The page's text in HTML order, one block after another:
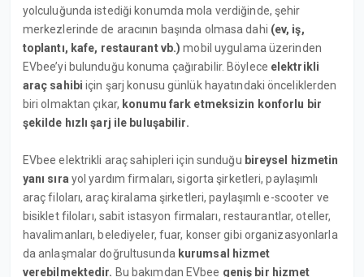
yolculuğunda istediği konumda mola verdiğinde, şehir
merkezlerinde de aracının başında olmasa dahi (ev, iş,
toplantı, kafe, restaurant vb.) mobil uygulama üzerinden
EVbee’yi bulunduğu konuma çağırabilir. Böylece elektrikli
araç sahibi için şarj konusu günlük hayatındaki önceliklerden
biri olmaktan çıkar, konumu fark etmeksizin konforlu bir
şekilde hızlı şarj ile buluşabilir.
EVbee elektrikli araç sahipleri için sunduğu bireysel hizmetin
yanı sırayol yardım firmaları, sigorta şirketleri, paylaşımlı
araç filoları, araç kiralama şirketleri, paylaşımlı e-scooter ve
bisiklet filoları, sabit istasyon firmaları, restaurantlar, oteller,
havalimanları, belediyeler, fuar, konser gibi organizasyonlarla
da anlaşmalar doğrultusunda kurumsal hizmet
verebilmektedir. Bu bakımdan EVbee geniş bir hizmet